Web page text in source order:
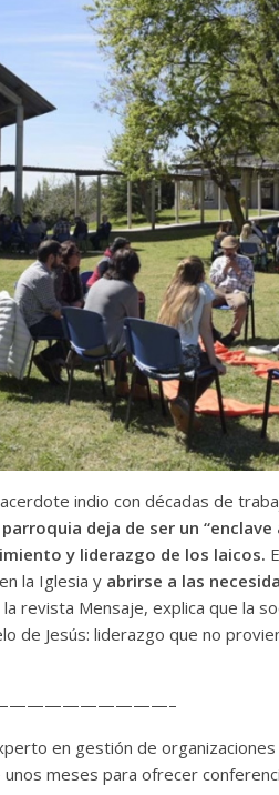
indio con décadas de
deja de ser un
y liderazgo de los laicos.
la Iglesia y abrirse a las
revista Mensaje, explica que la
de Jesús: liderazgo que no
en gestión de organizaciones
unos meses para ofrecer